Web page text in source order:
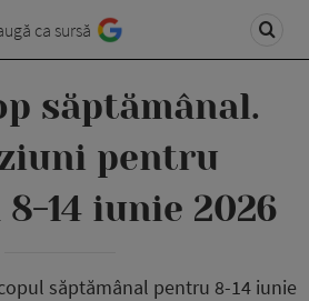
ca sursă
săptămânal.
pentru
14 iunie 2026
săptămânal pentru 8-14 iunie